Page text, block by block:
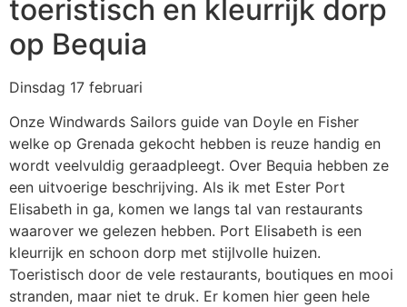
toeristisch en kleurrijk dorp
op Bequia
Dinsdag 17 februari
Onze Windwards Sailors guide van Doyle en Fisher
welke op Grenada gekocht hebben is reuze handig en
wordt veelvuldig geraadpleegt. Over Bequia hebben ze
een uitvoerige beschrijving. Als ik met Ester Port
Elisabeth in ga, komen we langs tal van restaurants
waarover we gelezen hebben. Port Elisabeth is een
kleurrijk en schoon dorp met stijlvolle huizen.
Toeristisch door de vele restaurants, boutiques en mooi
stranden, maar niet te druk. Er komen hier geen hele